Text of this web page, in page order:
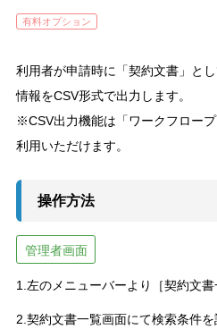
有料オプション
利用者が申請時に「契約文書」と
情報をCSV形式で出力します。
※CSV出力機能は「ワークフロー
利用いただけます。
操作方法
管理者画面
1.左のメニューバーより［契約文書
2.契約文書一覧画面にて検索条件